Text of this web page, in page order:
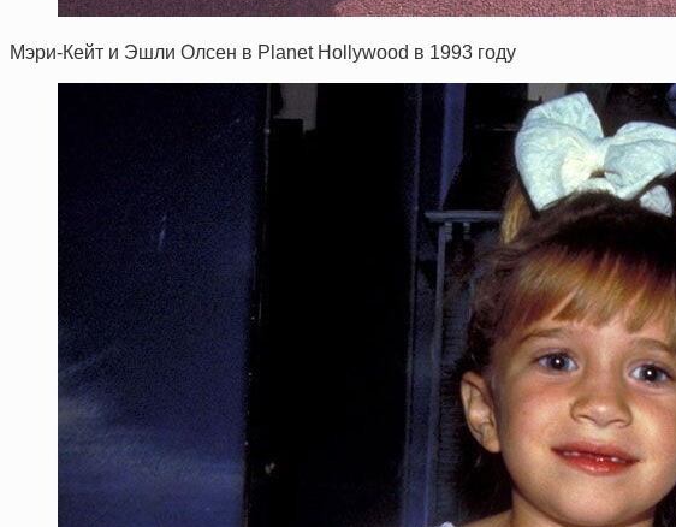
Мэри-Кейт и Эшли Олсен в Planet Hollywood в 1993 году